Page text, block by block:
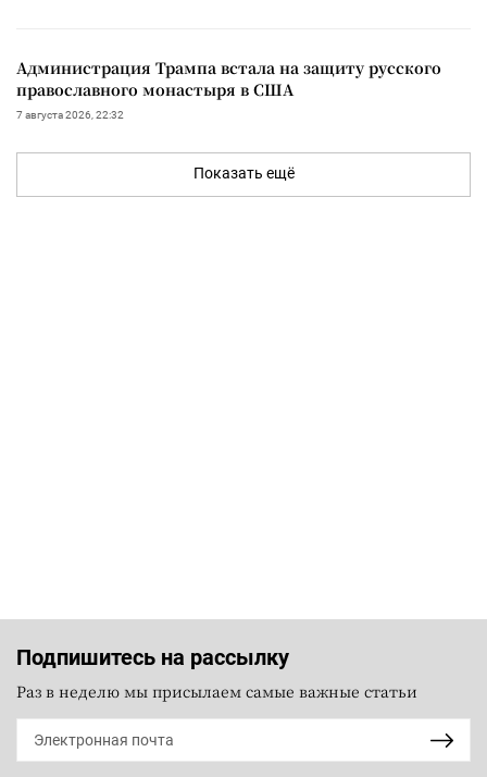
Администрация Трампа встала на защиту русского
православного монастыря в США
7 августа 2026, 22:32
Показать ещё
Подпишитесь на рассылку
Раз в неделю мы присылаем самые важные статьи